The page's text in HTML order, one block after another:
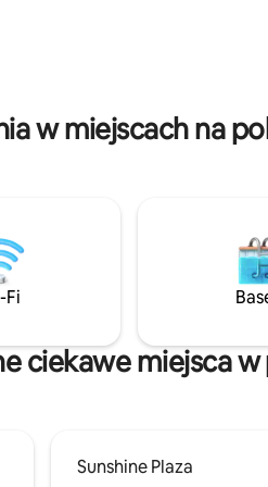
w miejscach na
Fi
ciekawe miejsca
Sunshine Plaza